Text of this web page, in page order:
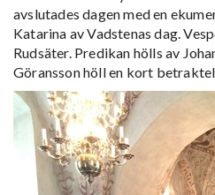
avslutades dagen med en
Katarina av Vadstenas dag.
Rudsäter. Predikan hölls av
Göransson höll en kort